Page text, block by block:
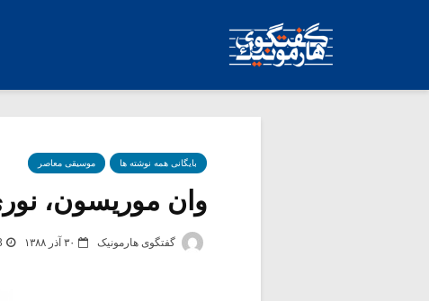
بایگانی همه نوشته ها موسیقی معاصر
وان موریسون،
گفتگوی هارمونیک ۳۰ آذر ۱۳۸۸ 3